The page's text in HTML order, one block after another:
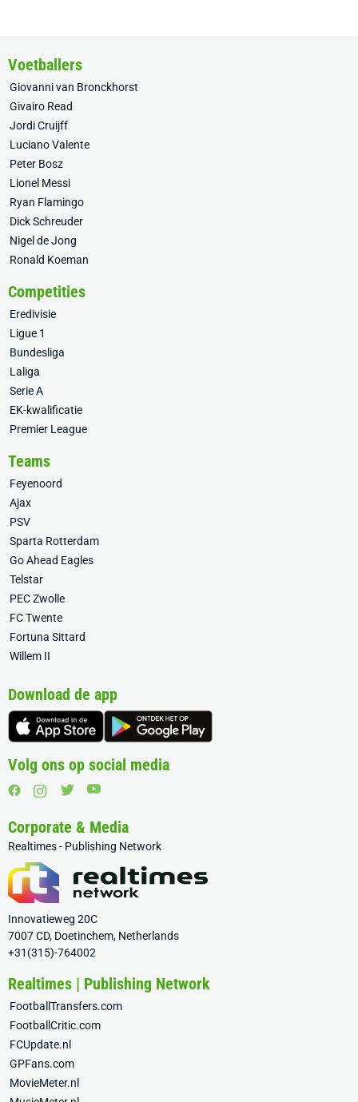
Voetballers
Giovanni van Bronckhorst
Givairo Read
Jordi Cruijff
Luciano Valente
Peter Bosz
Lionel Messi
Ryan Flamingo
Dick Schreuder
Nigel de Jong
Ronald Koeman
Competities
Eredivisie
Ligue 1
Bundesliga
Laliga
Serie A
EK-kwalificatie
Premier League
Teams
Feyenoord
Ajax
PSV
Sparta Rotterdam
Go Ahead Eagles
Telstar
PEC Zwolle
FC Twente
Fortuna Sittard
Willem II
Download de app
Volg ons op social media
Corporate & Media
Realtimes - Publishing Network
Innovatieweg 20C
7007 CD, Doetinchem, Netherlands
+31(315)-764002
Realtimes | Publishing Network
FootballTransfers.com
FootballCritic.com
FCUpdate.nl
GPFans.com
MovieMeter.nl